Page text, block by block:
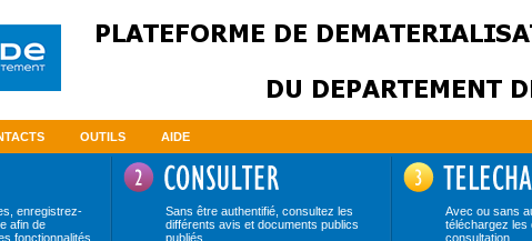
OUTILS AIDE
enregistrez-
afin de
fonctionnalités
Sans être authentifié, consultez les
différents avis et documents publics
publiés
Avec ou sans
téléchargez les
consultation